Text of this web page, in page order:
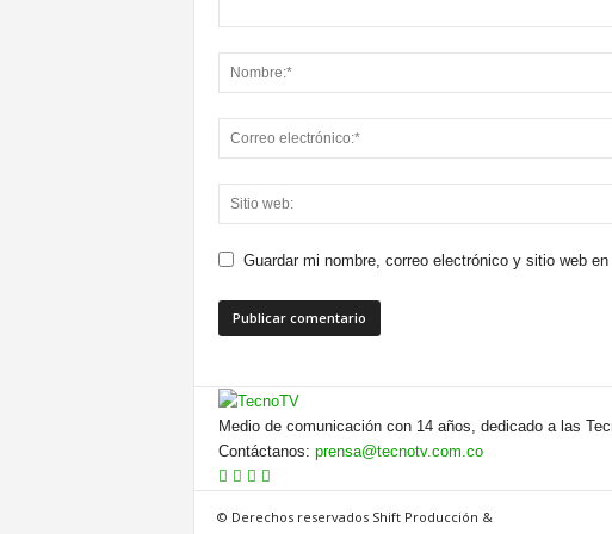
Guardar mi nombre, correo electrónico y sitio web
Medio de comunicación con 14 años, dedicado a las
Contáctanos: prensa@tecnotv.com.co
© Derechos reservados Shift Producción &